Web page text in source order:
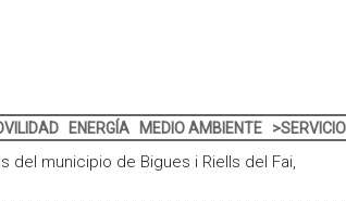
ENERGÍA MEDIO AMBIENTE
del municipio de Bigues i Riells del Fai,